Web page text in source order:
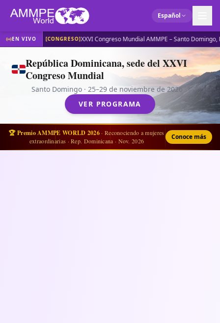
Español
EN VIVO [CONGRESO]XXVI Congreso Mundial AMMPE – Santo
República Dominicana, sede del XXVI
Congreso Mundial
Santo Domingo · 25–29 de noviembre de 2026
VER PROGRAMA
🏆Premio AMMPE WORLD 2026 · Reconociendo a mujeres
extraordinarias · Rep. Dominicana · Nov. 2026
Conoce más